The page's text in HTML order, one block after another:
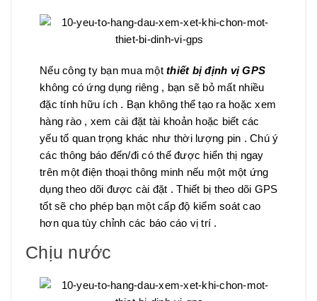
Nếu công ty bạn mua một thiết bị định vị GPS
không có ứng dụng riêng , bạn sẽ bỏ mất nhiều
đặc tính hữu ích . Bạn không thể tạo ra hoặc xem
hàng rào , xem cài đặt tài khoản hoặc biết các
yếu tố quan trọng khác như thời lượng pin . Chú ý
các thông báo đến/đi có thể được hiển thị ngay
trên một điện thoại thông minh nếu một một ứng
dụng theo dõi được cài đặt . Thiết bị theo dõi GPS
tốt sẽ cho phép bạn một cấp độ kiểm soát cao
hơn qua tùy chỉnh các báo cáo vị trí .
Chịu nước